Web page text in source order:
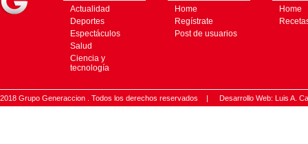
Actualidad
Deportes
Espectáculos
Salud
Ciencia y
tecnología
Home
Regístrate
Post de usuarios
Home
2018 Grupo Generaccion . Todos los derechos reservados | Desarrollo Web: Luis